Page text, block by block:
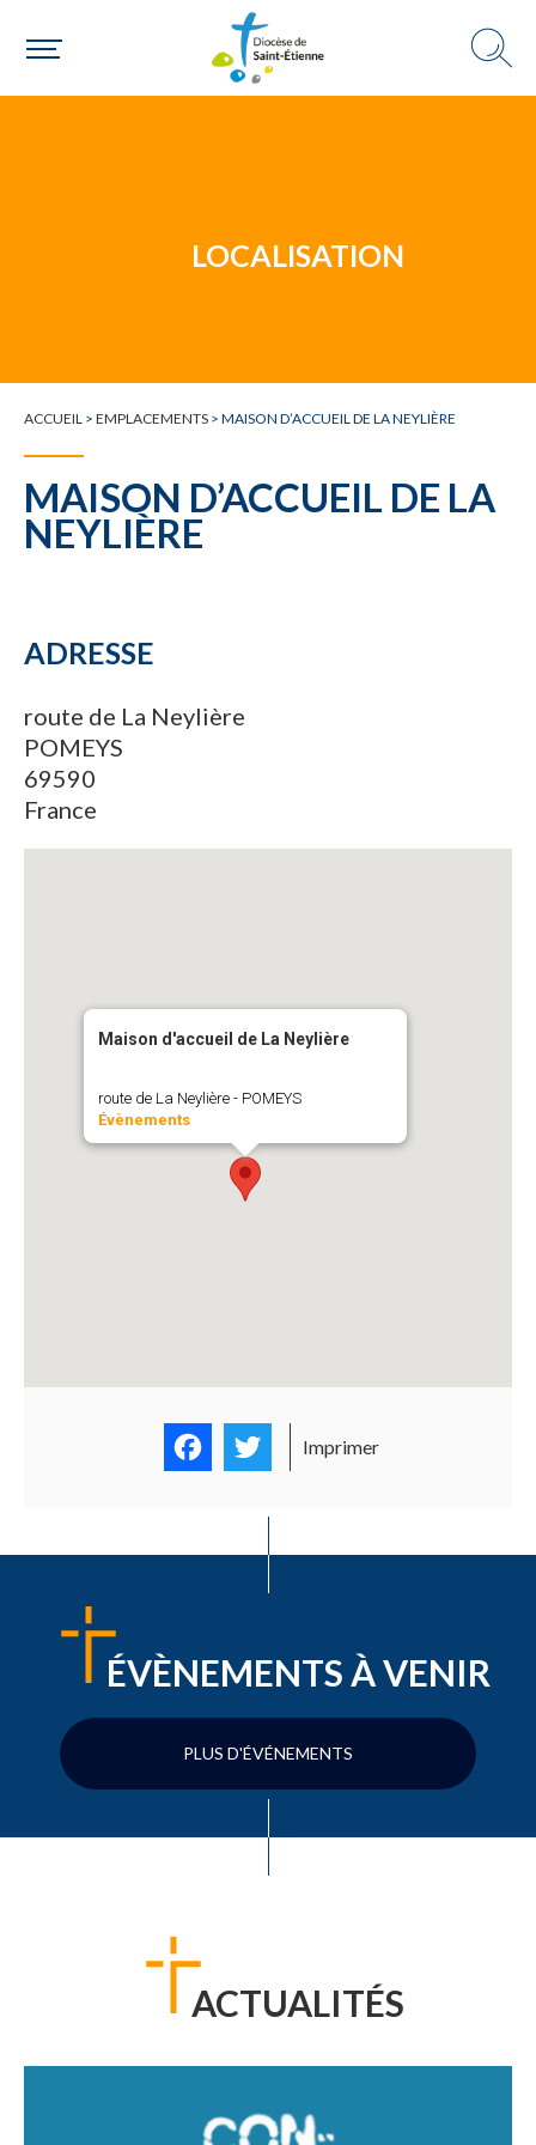
LOCALISATION
ACCUEIL > EMPLACEMENTS > MAISON D’ACCUEIL DE LA NEYLIÈRE
MAISON D’ACCUEIL DE LA
NEYLIÈRE
ADRESSE
route de La Neylière
POMEYS
69590
France
Maison d'accueil de La Neylière
route de La Neylière - POMEYS
Évènements
FacebookTwitter
Imprimer
ÉVÈNEMENTS À VENIR
PLUS D'ÉVÉNEMENTS
ACTUALITÉS